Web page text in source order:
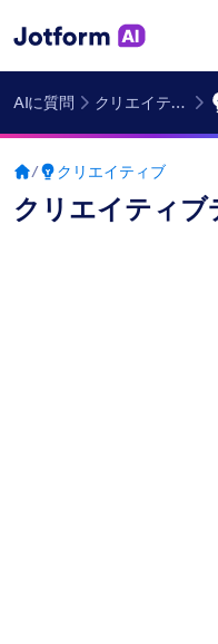
AIに質問 クリエイティブ
/ クリエイティブ
クリエイティ